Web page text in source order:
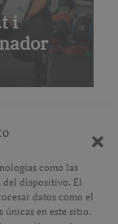
como las
del dispositivo. El
datos como el
en este sitio.
i